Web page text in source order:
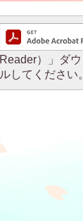
Reader）」ダ
ルしてください。